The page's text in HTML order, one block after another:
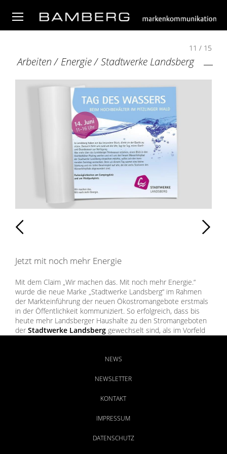
11 / 15
Arbeiten/ Energie/Stadtwerke Landsberg
Jetzt mit noch mehr Energie
Mit dem Claim „Wir machen das. Mit noch mehr Energie.“
wurde die neue Marke „Stadtwerke Landsberg“ im Rahmen
der Markteinführung der neuen Ökostromangebote erstmals
in der Öffentlichkeit kommuniziert. So erfolgreich, dass bis
heute mehr Landsberger Haushalte zu den Stromangeboten
der Stadtwerke Landsberggewechselt sind, als im Vorfeld
zusammengefasst und das positive Image des regionalen
NEWS
NEWSLETTER
KONTAKT
IMPRESSUM
DATENSCHUTZ